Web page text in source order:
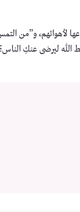
لأهوائهم، و”من
الله ليرضى عنكِ